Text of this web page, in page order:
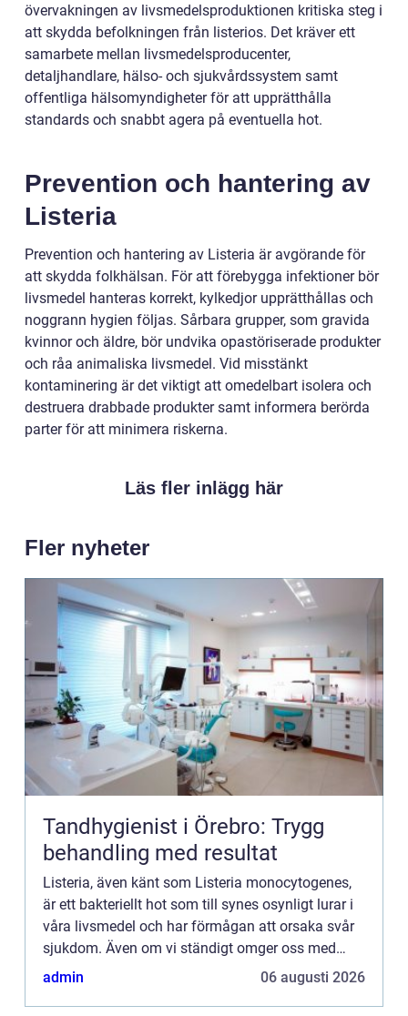
övervakningen av livsmedelsproduktionen kritiska steg i
att skydda befolkningen från listerios. Det kräver ett
samarbete mellan livsmedelsproducenter,
detaljhandlare, hälso- och sjukvårdssystem samt
offentliga hälsomyndigheter för att upprätthålla
standards och snabbt agera på eventuella hot.
Prevention och hantering av
Listeria
Prevention och hantering av Listeria är avgörande för
att skydda folkhälsan. För att förebygga infektioner bör
livsmedel hanteras korrekt, kylkedjor upprätthållas och
noggrann hygien följas. Sårbara grupper, som gravida
kvinnor och äldre, bör undvika opastöriserade produkter
och råa animaliska livsmedel. Vid misstänkt
kontaminering är det viktigt att omedelbart isolera och
destruera drabbade produkter samt informera berörda
parter för att minimera riskerna.
Läs fler inlägg här
Fler nyheter
Tandhygienist i Örebro: Trygg
behandling med resultat
Listeria, även känt som Listeria monocytogenes,
är ett bakteriellt hot som till synes osynligt lurar i
våra livsmedel och har förmågan att orsaka svår
sjukdom. Även om vi ständigt omger oss med
olika f&...
admin 06 augusti 2026